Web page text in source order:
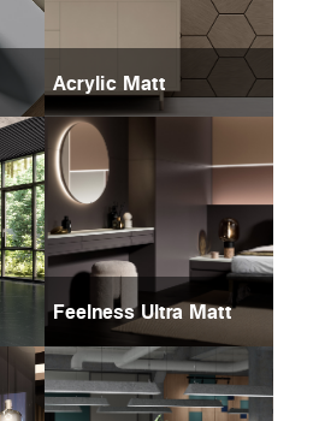
Acrylic Matt
Feelness Ultra Matt